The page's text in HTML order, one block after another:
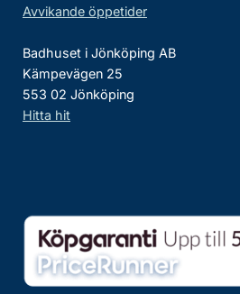
Avvikande öppetider
Badhuset i Jönköping AB
Kämpevägen 25
553 02 Jönköping
Hitta hit